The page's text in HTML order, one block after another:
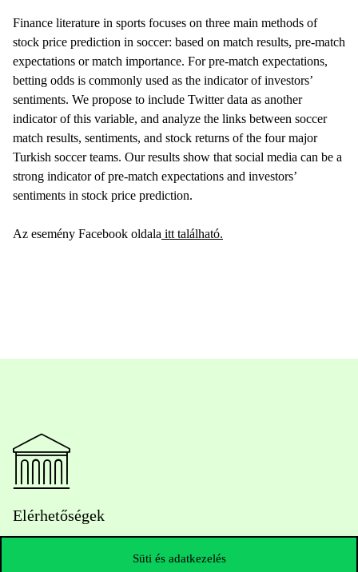
Süti és adatkezelés
Finance literature in sports focuses on three main methods of
stock price prediction in soccer: based on match results, pre-match
expectations or match importance. For pre-match expectations,
betting odds is commonly used as the indicator of investors’
sentiments. We propose to include Twitter data as another
indicator of this variable, and analyze the links between soccer
match results, sentiments, and stock returns of the four major
Turkish soccer teams. Our results show that social media can be a
strong indicator of pre-match expectations and investors’
sentiments in stock price prediction.
Az esemény Facebook oldala itt található.
Elérhetőségek